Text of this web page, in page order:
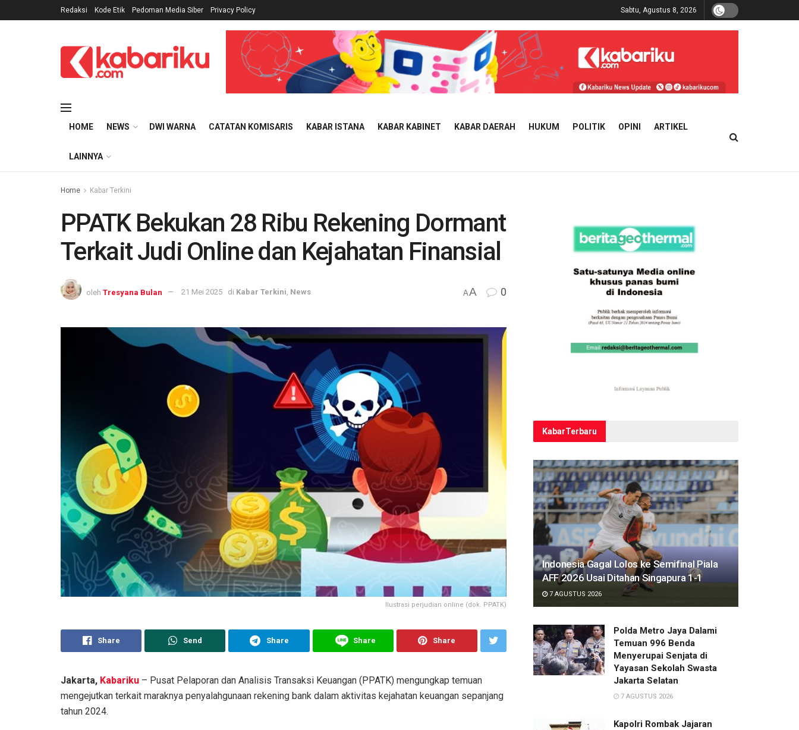
Redaksi Kode Etik Pedoman Media Siber Privacy Policy Sabtu, Agustus 8, 2026
HOME NEWS DWI WARNA CATATAN KOMISARIS KABAR ISTANA KABAR KABINET KABAR DAERAH HUKUM POLITIK OPINI ARTIKEL
LAINNYA
Home Kabar Terkini
PPATK Bekukan 28 Ribu Rekening Dormant
Terkait Judi Online dan Kejahatan Finansial
oleh Tresyana Bulan 21 Mei 2025 di Kabar Terkini, News AA 0
Ilustrasi perjudian online (dok. PPATK)
Share Send Share Share Share
Jakarta, Kabariku – Pusat Pelaporan dan Analisis Transaksi Keuangan (PPATK) mengungkap temuan
mengejutkan terkait maraknya penyalahgunaan rekening bank dalam aktivitas kejahatan keuangan sepanjang
tahun 2024.
KabarTerbaru
Indonesia Gagal Lolos ke Semifinal Piala
AFF 2026 Usai Ditahan Singapura 1-1
7 AGUSTUS 2026
Polda Metro Jaya Dalami
Temuan 996 Benda
Menyerupai Senjata di
Yayasan Sekolah Swasta
Jakarta Selatan
7 AGUSTUS 2026
Kapolri Rombak Jajaran